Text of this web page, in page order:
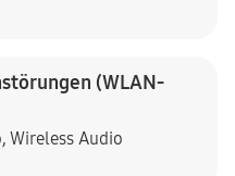
(WLAN-
, Wireless Audio